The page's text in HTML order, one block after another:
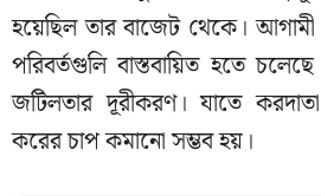
হয়েছিল তার বাজেট থেকে।
পরিবর্তগুলি বাস্তবায়িত হতে
জটিলতার দূরীকরণ। যাতে
করের চাপ কমানো সম্ভব হয়।